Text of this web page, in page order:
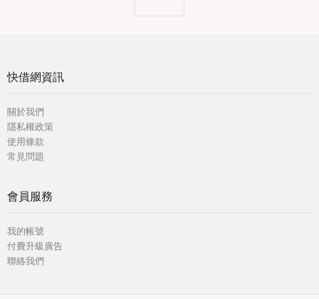
快借網資訊
關於我們
隱私權政策
使用條款
常見問題
會員服務
我的帳號
付費升級廣告
聯絡我們